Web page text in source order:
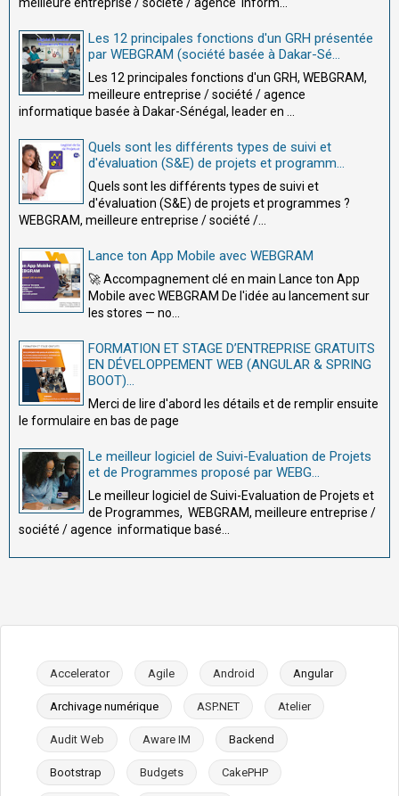
meilleure entreprise / société / agence inform...
Les 12 principales fonctions d'un GRH présentée
par WEBGRAM (société basée à Dakar-Sé...
Les 12 principales fonctions d'un GRH, WEBGRAM,
meilleure entreprise / société / agence
informatique basée à Dakar-Sénégal, leader en ...
Quels sont les différents types de suivi et
d'évaluation (S&E) de projets et programm...
Quels sont les différents types de suivi et
d'évaluation (S&E) de projets et programmes ?
WEBGRAM, meilleure entreprise / société /...
Lance ton App Mobile avec WEBGRAM
🚀 Accompagnement clé en main Lance ton App
Mobile avec WEBGRAM De l'idée au lancement sur
les stores — no...
FORMATION ET STAGE D’ENTREPRISE GRATUITS
EN DÉVELOPPEMENT WEB (ANGULAR & SPRING
BOOT)...
Merci de lire d'abord les détails et de remplir ensuite
le formulaire en bas de page
Le meilleur logiciel de Suivi-Evaluation de Projets
et de Programmes proposé par WEBG...
Le meilleur logiciel de Suivi-Evaluation de Projets et
de Programmes, WEBGRAM, meilleure entreprise /
société / agence informatique basé...
Accelerator Agile Android Angular
Archivage numérique ASP.NET Atelier
Audit Web Aware IM Backend
Bootstrap Budgets CakePHP